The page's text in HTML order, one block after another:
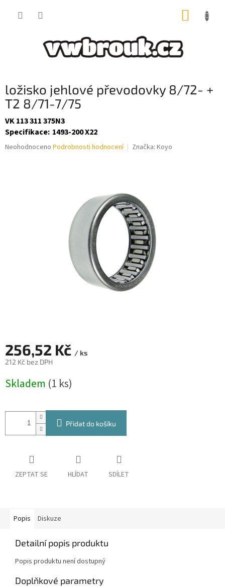
ložisko jehlové převodovky 8/72- +
T2 8/71-7/75
VK 113 311 375N3
Specifikace: 1493-200 X22
Průměrné
Neohodnoceno Podrobnosti hodnocení Značka: Koyo
256,52 Kč / ks
212 Kč bez DPH
cena:
Skladem (1 ks)
Přidat do košíku
ZEPTAT SE HLÍDAT SDÍLET
Popis Diskuze
Detailní popis produktu
Popis produktu není dostupný
Doplňkové parametry